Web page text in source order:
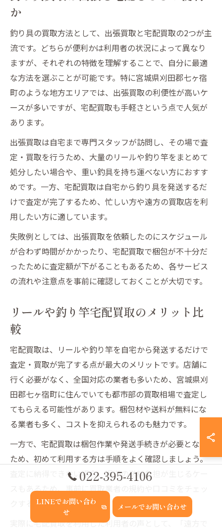
か
釣り具の買取方法として、出張買取と宅配買取の2つが主
流です。どちらが便利かは利用者の状況によって異なり
ますが、それぞれの特徴を理解することで、自分に最適
な方法を選ぶことが可能です。特に宮城県刈田郡七ヶ宿
町のような地方エリアでは、出張買取の利便性が高いケ
ースが多いですが、宅配買取も手軽さという点で人気が
あります。
出張買取は自宅まで専門スタッフが訪問し、その場で査
定・買取を行うため、大量のリールや釣り竿をまとめて
処分したい場合や、重い釣具を持ち運べない方におすす
めです。一方、宅配買取は自宅から釣り具を発送するだ
けで査定が完了するため、忙しい方や遠方の買取店を利
用したい方に適しています。
失敗例としては、出張買取を依頼したのにスケジュール
が合わず時間がかかったり、宅配買取で梱包が不十分だ
ったために査定額が下がることもあるため、各サービス
の流れや注意点を事前に確認しておくことが大切です。
リールや釣り竿宅配買取のメリット比
較
宅配買取は、リールや釣り竿を自宅から発送するだけで
査定・買取が完了する点が最大のメリットです。店舗に
行く必要がなく、全国対応の業者も多いため、宮城県刈
田郡七ヶ宿町に住んでいても都市部の買取相場で査定し
てもらえる可能性があります。梱包材や送料が無料にな
る業者も多く、コストを抑えられるのも魅力です。
一方で、宅配買取は梱包作業や発送手続きが必要となる
ため、初めて利用する方は手順をよく確認しましょう。
査定に納得できない場合、返送の送料負担が生じるケー
スもあるため、事前に買取業者の規約や口コミをチェッ
クすることが重要です。
実際に宅配買取を利用した利用者の声として、「遠方で
022-395-4106
LINEでお問い合わ
せ
メールでお問い合わせ